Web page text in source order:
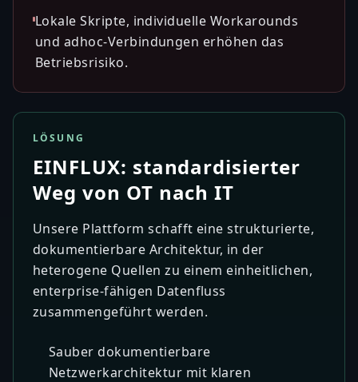
Lokale Skripte, individuelle Workarounds
und adhoc-Verbindungen erhöhen das
Betriebsrisiko.
LÖSUNG
EINFLUX: standardisierter
Weg von OT nach IT
Unsere Plattform schafft eine strukturierte,
dokumentierbare Architektur, in der
heterogene Quellen zu einem einheitlichen,
enterprise-fähigen Datenfluss
zusammengeführt werden.
Sauber dokumentierbare
Netzwerkarchitektur mit klaren